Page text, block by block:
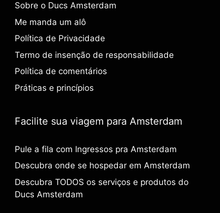
Sobre o Ducs Amsterdam
Me manda um alô
Política de Privacidade
Termo de insenção de responsabilidade
Política de comentários
Práticas e princípios
Facilite sua viagem para Amsterdam
Pule a fila com Ingressos pra Amsterdam
Descubra onde se hospedar em Amsterdam
Descubra TODOS os serviços e produtos do
Ducs Amsterdam